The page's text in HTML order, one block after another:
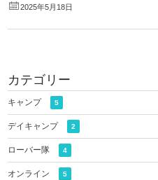
2025年5月18日
カテゴリー
キャンプ 5
デイキャンプ 2
ローバー隊 4
オンライン 5